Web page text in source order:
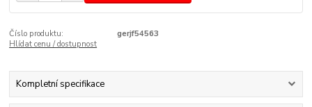
Číslo produktu:
gerjf54563
Hlídat cenu / dostupnost
Kompletní specifikace